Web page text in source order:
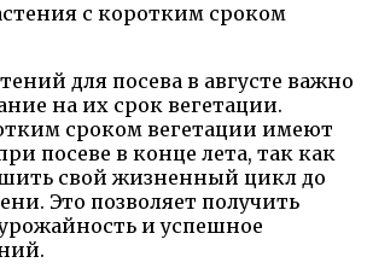
для посева в августе важно
на их срок вегетации.
сроком вегетации имеют
посеве в конце лета, так как
свой жизненный цикл до
Это позволяет получить
и успешное